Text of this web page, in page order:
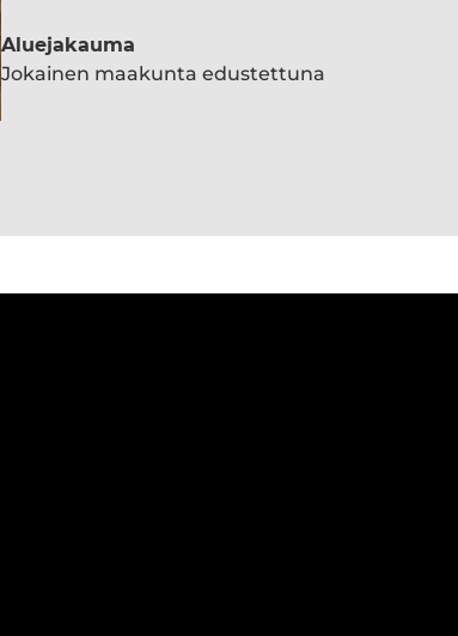
Aluejakauma
Jokainen maakunta edustettuna